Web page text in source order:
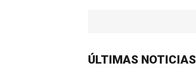
ÚLTIMAS NOTICIAS